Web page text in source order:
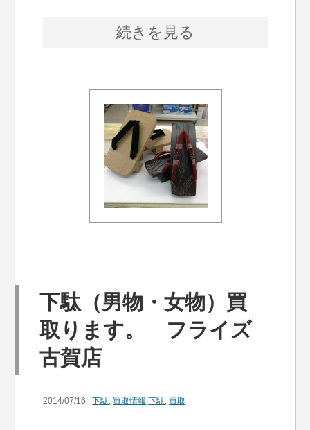
続きを見る
下駄（男物・女物）買
取ります。 フライズ
古賀店
2014/07/16 |下駄, 買取情報 下駄, 買取